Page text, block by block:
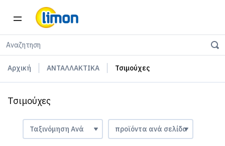
Αρχική ΑΝΤΑΛΛΑΚΤΙΚΑ Τσιμούχες
Τσιμούχες